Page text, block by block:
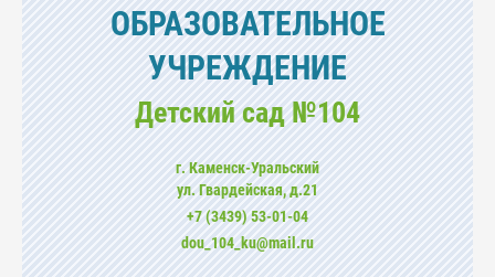
ОБРАЗОВАТЕЛЬНОЕ
УЧРЕЖДЕНИЕ
Детский сад №104
г. Каменск-Уральский
ул. Гвардейская, д.21
+7 (3439) 53-01-04
dou_104_ku@mail.ru